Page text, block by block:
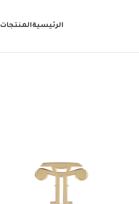
الرئيسيةالمنتجات